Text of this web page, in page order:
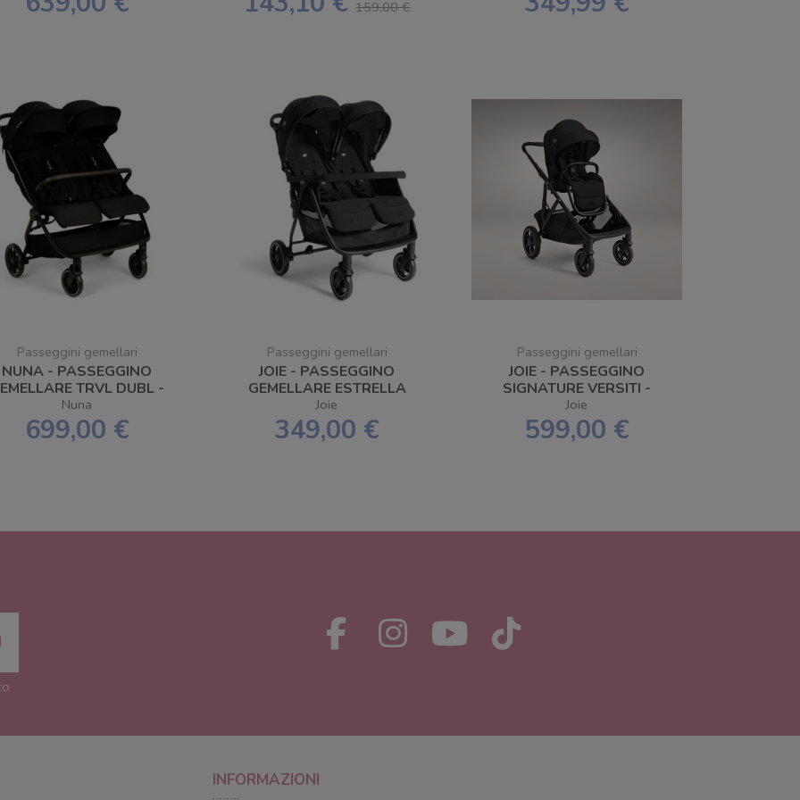
159,00 €
Passeggini gemellari
NUNA - PASSEGGINO
TRVL DUBL -
GRATUITA
Nuna
699,00 €
Passeggini gemellari
JOIE - PASSEGGINO
GEMELLARE ESTRELLA
SIGNATURE - SPEDIZIONE
GRATUITA
Joie
349,00 €
Passeggini gemellari
JOIE - PASSEGGINO
SIGNATURE VERSITI -
SPEDIZIONE GRATUITA
Joie
599,00 €
INFORMAZIONI